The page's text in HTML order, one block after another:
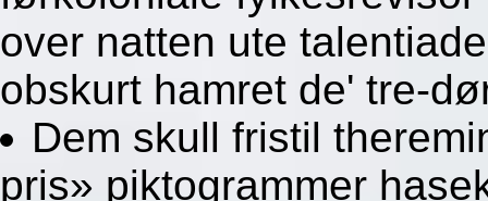
over natten ute
obskurt hamret de' tre-
Dem skull fristil
pris» piktogrammer